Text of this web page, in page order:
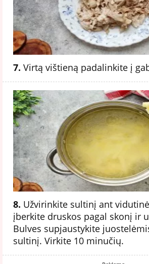
7. Virtą vištieną padalinkite į
8. Užvirinkite sultinį ant
įberkite druskos pagal skonį ir
Bulves supjaustykite
sultinį. Virkite 10 minučių.